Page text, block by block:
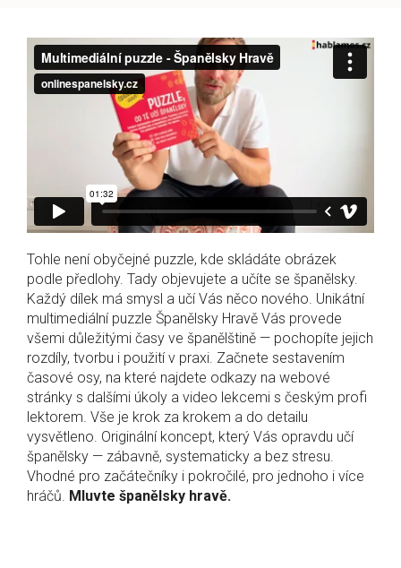
Tohle není obyčejné puzzle, kde skládáte obrázek
podle předlohy. Tady objevujete a učíte se španělsky.
Každý dílek má smysl a učí Vás něco nového. Unikátní
multimediální puzzle Španělsky Hravě Vás provede
všemi důležitými časy ve španělštině — pochopíte jejich
rozdíly, tvorbu i použití v praxi. Začnete sestavením
časové osy, na které najdete odkazy na webové
stránky s dalšími úkoly a video lekcemi s českým profi
lektorem. Vše je krok za krokem a do detailu
vysvětleno. Originální koncept, který Vás opravdu učí
španělsky — zábavně, systematicky a bez stresu.
Vhodné pro začátečníky i pokročilé, pro jednoho i více
hráčů. Mluvte španělsky hravě.